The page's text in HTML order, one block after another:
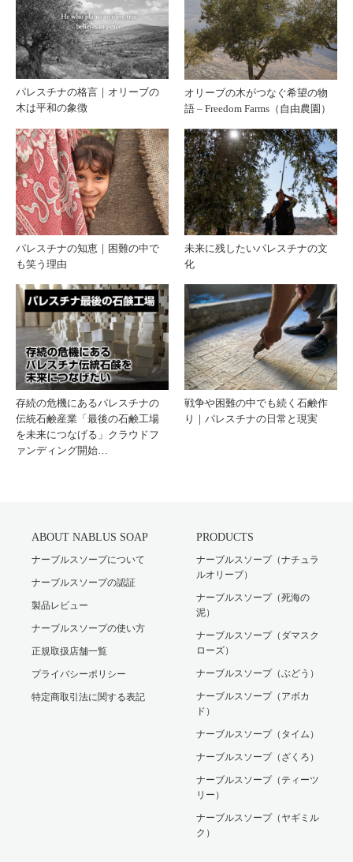
パレスチナの格言｜オリーブの
木は平和の象徴
オリーブの木がつなぐ希望の物
語 – Freedom Farms（自由農園）
パレスチナの知恵｜困難の中で
も笑う理由
未来に残したいパレスチナの文
化
存続の危機にあるパレスチナの
伝統石鹸産業「最後の石鹸工場
を未来につなげる」クラウドフ
ァンディング開始…
戦争や困難の中でも続く石鹸作
り｜パレスチナの日常と現実
ABOUT NABLUS SOAP
ナーブルスソープについて
ナーブルスソープの認証
製品レビュー
ナーブルスソープの使い方
正規取扱店舗一覧
プライバシーポリシー
特定商取引法に関する表記
PRODUCTS
ナーブルスソープ（ナチュラ
ルオリーブ）
ナーブルスソープ（死海の
泥）
ナーブルスソープ（ダマスク
ローズ）
ナーブルスソープ（ぶどう）
ナーブルスソープ（アボカ
ド）
ナーブルスソープ（タイム）
ナーブルスソープ（ざくろ）
ナーブルスソープ（ティーツ
リー）
ナーブルスソープ（ヤギミル
ク）